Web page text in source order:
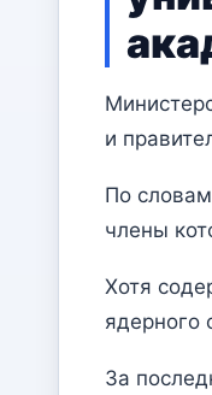
и
По
члены
Хотя
ядерного
За